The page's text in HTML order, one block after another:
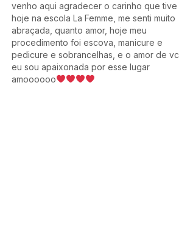
La Femme, conheci muitos amigos, o curso
tem um conteúdo fantástico os
professores super educados e pacientes
tirando todas as dúvidas até mesmo o
medo que temos no início do curso, a
funcionária Aine Victoria é simplesmente
fenomenal muito atenciosa e simpática.